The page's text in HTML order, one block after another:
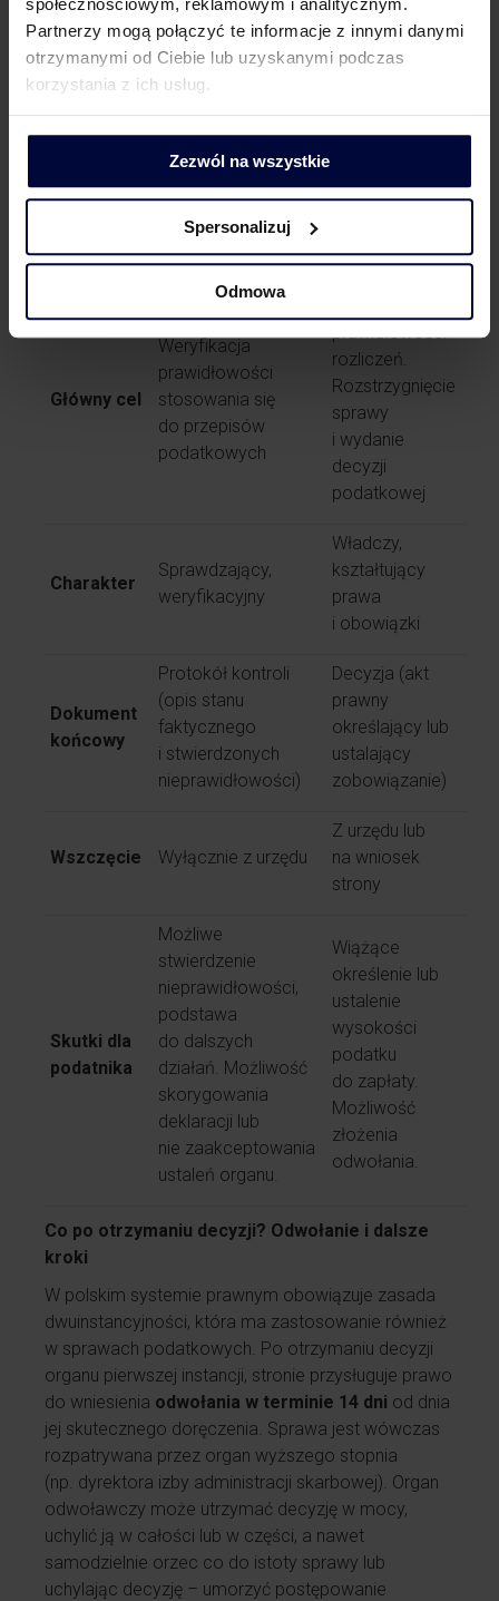
Partnerzy mogą połączyć te informacje z innymi danymi
otrzymanymi od Ciebie lub uzyskanymi podczas
korzystania z ich usług.
Zezwól na wszystkie
Spersonalizuj
Odmowa
Tym samym postępowanie podatkowe może być
wszczętenie tylko po kontroli podatkowej,
ale także pokontroli celno-skarbowej. Co więcej,
przepisy przewidują możliwość wszczęcia
postępowania podatkowego także bez uprzedniej
Różnice:
Kontrola
podatkowa
podatkowe
Główny cel
Weryfikacja
prawidłowości
stosowania się
do przepisów
podatkowych
prawidłowości
rozliczeń.
Rozstrzygnięcie
sprawy
i wydanie
decyzji
podatkowej
Charakter
Sprawdzający,
weryfikacyjny
Władczy,
kształtujący
prawa
i obowiązki
Dokument
końcowy
Protokół kontroli
(opis stanu
faktycznego
i stwierdzonych
nieprawidłowości)
Decyzja (akt
prawny
określający lub
ustalający
zobowiązanie)
Wszczęcie Wyłącznie z urzędu
Z urzędu lub
na wniosek
strony
Skutki dla
podatnika
Możliwe
stwierdzenie
nieprawidłowości,
podstawa
do dalszych
działań. Możliwość
skorygowania
deklaracji lub
nie zaakceptowania
ustaleń organu.
Wiążące
określenie lub
ustalenie
wysokości
podatku
do zapłaty.
Możliwość
złożenia
odwołania.
Co po otrzymaniu decyzji? Odwołanie i dalsze
kroki
W polskim systemie prawnym obowiązuje zasada
dwuinstancyjności, która ma zastosowanie również
w sprawach podatkowych. Po otrzymaniu decyzji
organu pierwszej instancji, stronie przysługuje prawo
do wniesienia odwołania w terminie 14 dni od dnia
jej skutecznego doręczenia. Sprawa jest wówczas
rozpatrywana przez organ wyższego stopnia
(np. dyrektora izby administracji skarbowej). Organ
odwoławczy może utrzymać decyzję w mocy,
uchylić ją w całości lub w części, a nawet
samodzielnie orzec co do istoty sprawy lub
uchylając decyzję – umorzyć postępowanie